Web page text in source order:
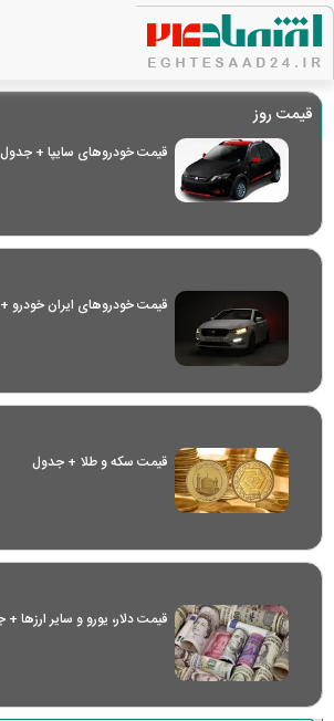
قیمت روز
قیمت خودرو‌های سایپا + جدول
قیمت خودرو‌های ایران خودرو
قیمت سکه و طلا + جدول
قیمت دلار، یورو و سایر ارز‌ها